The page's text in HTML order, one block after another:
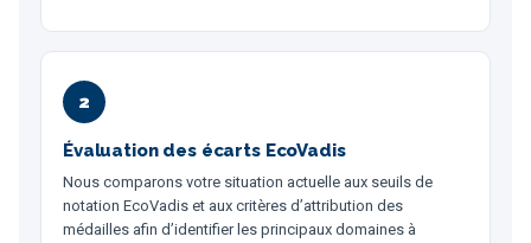
2
Évaluation des écarts EcoVadis
Nous comparons votre situation actuelle aux seuils de
notation EcoVadis et aux critères d’attribution des
médailles afin d’identifier les principaux domaines à